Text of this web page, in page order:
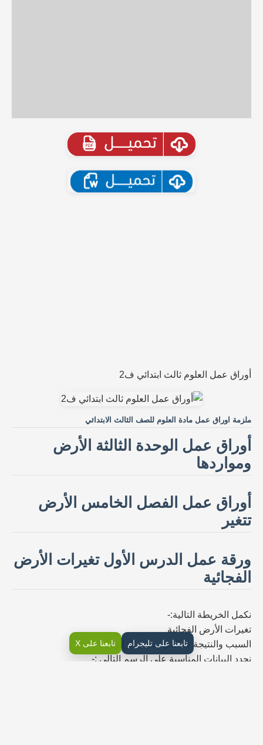
أوراق عمل العلوم ثالث ابتدائي ف2
ملزمة اوراق عمل مادة العلوم للصف الثالث الابتدائي
أوراق عمل الوحدة الثالثة الأرض
ومواردها
أوراق عمل الفصل الخامس الأرض
تتغير
ورقة عمل الدرس الأول تغيرات الأرض
الفجائية
نكمل الخريطة التالية:-
تغيرات الأرض الفجائية
السبب والنتيجة ما الذي يسبب الزلازل
نحدد البيانات المناسبة على الرسم التالي :-
تابعنا على تليجرام تابعنا على X